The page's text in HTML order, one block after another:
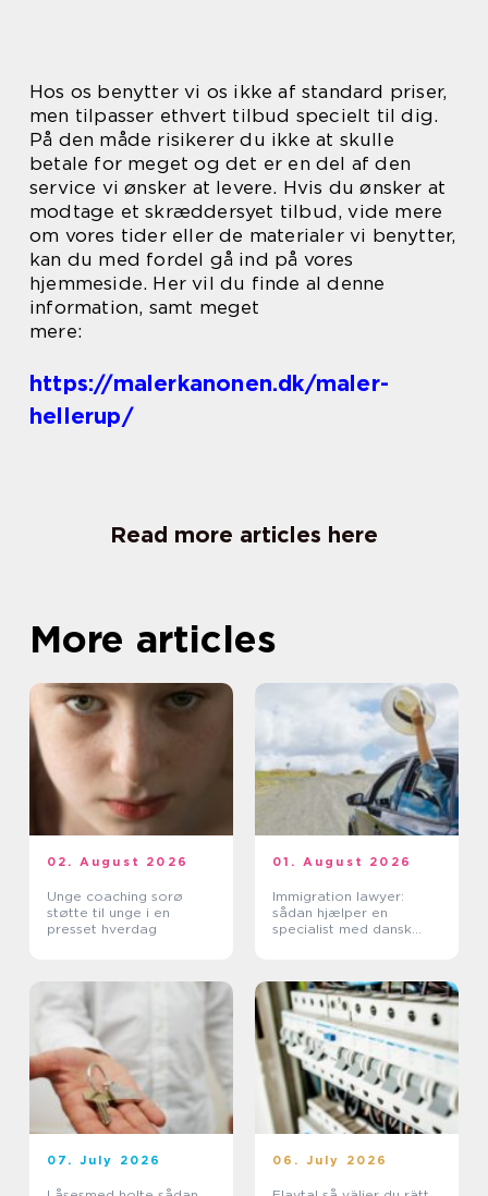
Hos os benytter vi os ikke af standard priser,
men tilpasser ethvert tilbud specielt til dig.
På den måde risikerer du ikke at skulle
betale for meget og det er en del af den
service vi ønsker at levere. Hvis du ønsker at
modtage et skræddersyet tilbud, vide mere
om vores tider eller de materialer vi benytter,
kan du med fordel gå ind på vores
hjemmeside. Her vil du finde al denne
information, samt meget
mere:
https://malerkanonen.dk/maler-
hellerup/
Read more articles here
More articles
02. August 2026
Unge coaching sorø
støtte til unge i en
presset hverdag
01. August 2026
Immigration lawyer:
sådan hjælper en
specialist med dansk
07. July 2026 06. July 2026